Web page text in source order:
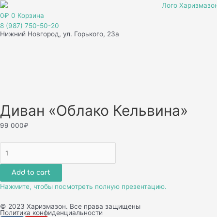
Перейти
к
содержимому
0₽ 0 Корзина
8 (987) 750-50-20
Нижний Новгород, ул. Горького, 23а
Диван «Облако Кельвина»
99 000₽
"Облако
Кельвина"
quantity
Add to cart
Нажмите, чтобы посмотреть полную презентацию.
© 2023 Харизмазон. Все права защищены
Политика конфиденциальности